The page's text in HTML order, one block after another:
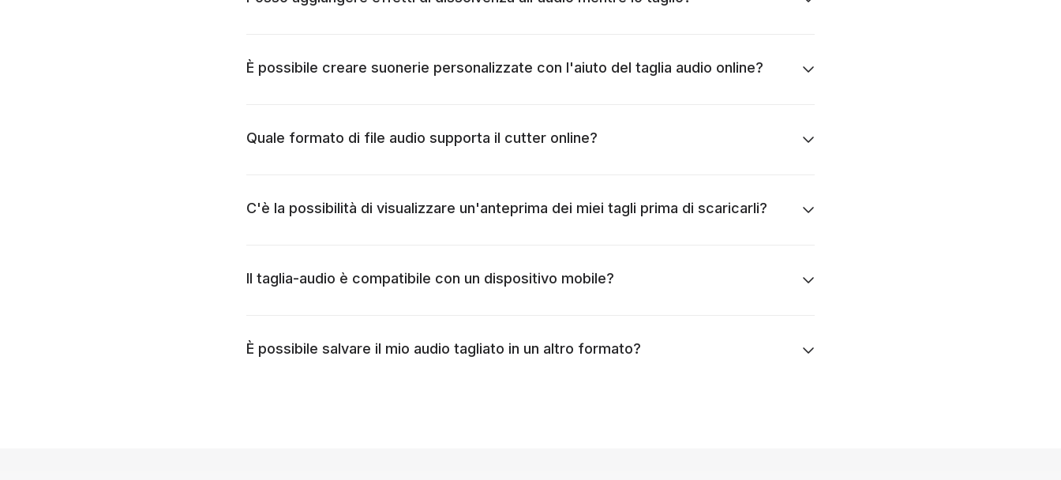
È possibile creare suonerie personalizzate con l'aiuto del taglia audio online?
Quale formato di file audio supporta il cutter online?
C'è la possibilità di visualizzare un'anteprima dei miei tagli prima di scaricarli?
Il taglia-audio è compatibile con un dispositivo mobile?
È possibile salvare il mio audio tagliato in un altro formato?